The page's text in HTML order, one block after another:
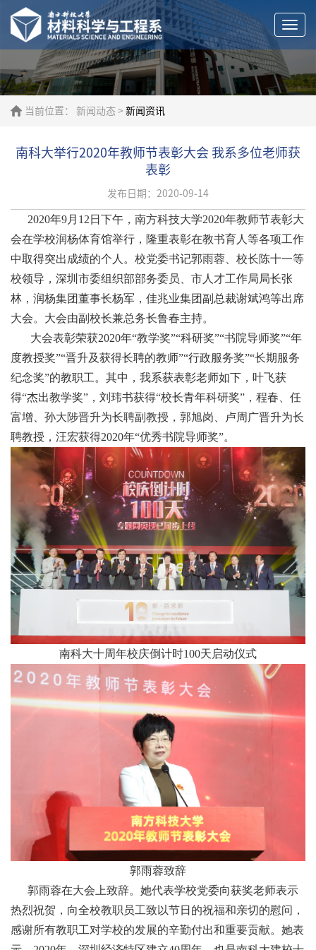
当前位置： 新闻动态 > 新闻资讯
南科大举行2020年教师节表彰大会 我系多位老师获
表彰
发布日期：2020-09-14
2020年9月12日下午，南方科技大学2020年教师节表彰大
会在学校润杨体育馆举行，隆重表彰在教书育人等各项工作
中取得突出成绩的个人。校党委书记郭雨蓉、校长陈十一等
校领导，深圳市委组织部部务委员、市人才工作局局长张
林，润杨集团董事长杨军，佳兆业集团副总裁谢斌鸿等出席
大会。大会由副校长兼总务长鲁春主持。
大会表彰荣获2020年“教学奖”“科研奖”“书院导师奖”“年
度教授奖”“晋升及获得长聘的教师”“行政服务奖”“长期服务
纪念奖”的教职工。其中，我系获表彰老师如下，叶飞获
得“杰出教学奖”，刘玮书获得“校长青年科研奖”，程春、任
富增、孙大陟晋升为长聘副教授，郭旭岗、卢周广晋升为长
聘教授，汪宏获得2020年“优秀书院导师奖”。
南科大十周年校庆倒计时100天启动仪式
郭雨蓉致辞
郭雨蓉在大会上致辞。她代表学校党委向获奖老师表示
热烈祝贺，向全校教职员工致以节日的祝福和亲切的慰问，
感谢所有教职工对学校的发展的辛勤付出和重要贡献。她表